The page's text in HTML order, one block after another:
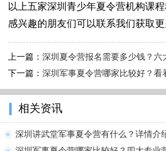
以上五家深圳青少年夏令营机构课
感兴趣的朋友们可以联系我们获取更
上一篇：深圳夏令营报名需要多少钱？六
下一篇：深圳军事夏令营哪家比较好？看
相关资讯
深圳讲武堂军事夏令营有什么？详情介